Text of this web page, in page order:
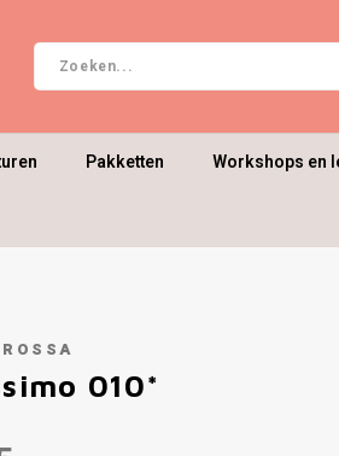
Pakketten Workshops en
010*